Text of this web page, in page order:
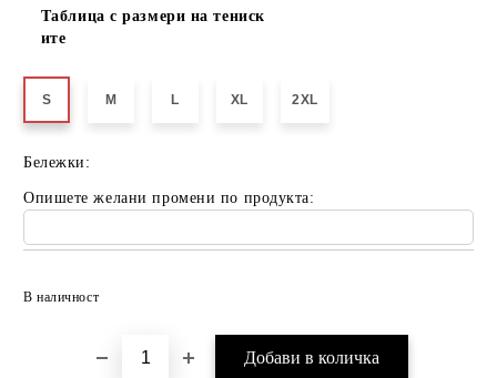
Таблица с размери на тениск
ите
S M L XL 2XL
Бележки:
Опишете желани промени по продукта:
В наличност